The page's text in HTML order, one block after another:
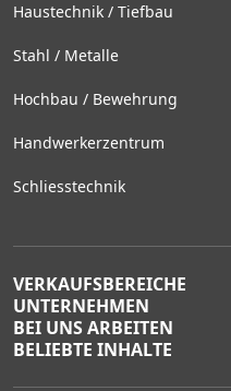
Haustechnik / Tiefbau
Stahl / Metalle
Hochbau / Bewehrung
Handwerkerzentrum
Schliesstechnik
VERKAUFSBEREICHE
UNTERNEHMEN
BEI UNS ARBEITEN
BELIEBTE INHALTE